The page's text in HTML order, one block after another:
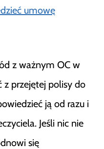
umowę
z ważnym OC w
z przejętej polisy do
ją od razu i
Jeśli nic nie
się